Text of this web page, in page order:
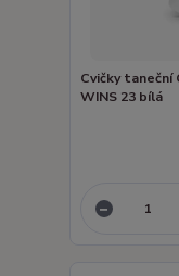
Cvičky taneční
WINS 23 bílá